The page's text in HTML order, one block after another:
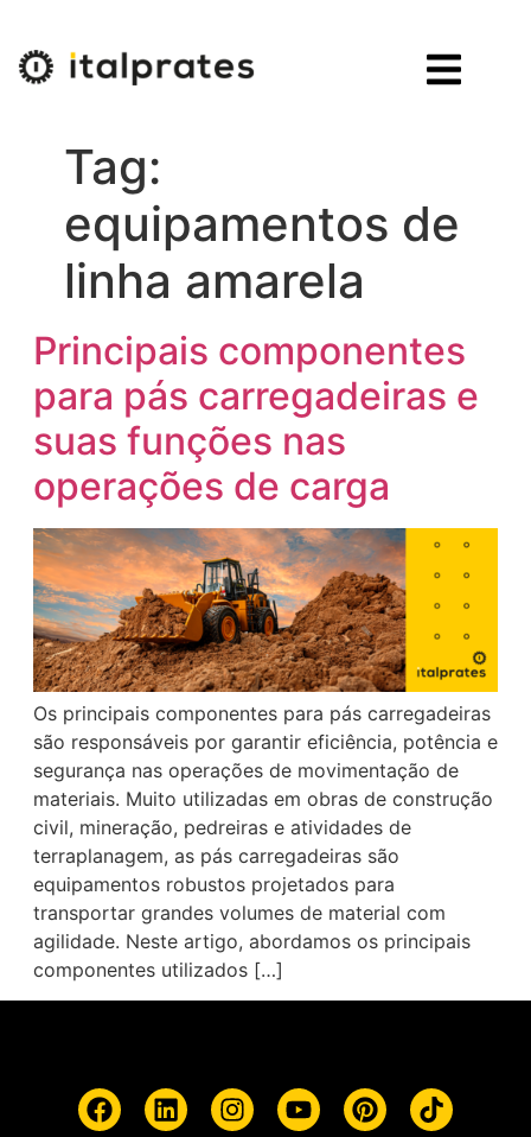
Tag:
equipamentos de
linha amarela
Principais componentes
para pás carregadeiras e
suas funções nas
operações de carga
Os principais componentes para pás carregadeiras
são responsáveis por garantir eficiência, potência e
segurança nas operações de movimentação de
materiais. Muito utilizadas em obras de construção
civil, mineração, pedreiras e atividades de
terraplanagem, as pás carregadeiras são
equipamentos robustos projetados para
transportar grandes volumes de material com
agilidade. Neste artigo, abordamos os principais
componentes utilizados […]